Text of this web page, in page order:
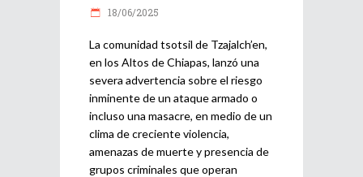
18/06/2025
La comunidad tsotsil de Tzajalch’en,
en los Altos de Chiapas, lanzó una
severa advertencia sobre el riesgo
inminente de un ataque armado o
incluso una masacre, en medio de un
clima de creciente violencia,
amenazas de muerte y presencia de
grupos criminales que operan